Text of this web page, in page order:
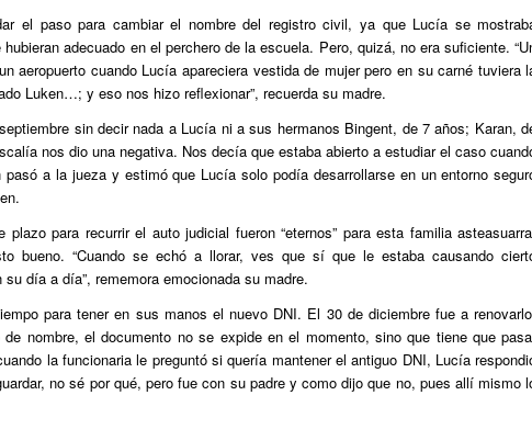
el paso para cambiar el nombre del registro civil, ya que Lucía se
adecuado en el perchero de la escuela. Pero, quizá, no era suficiente.
aeropuerto cuando Lucía apareciera vestida de mujer pero en su carné tuviera
Luken…; y eso nos hizo reflexionar”, recuerda su madre.
sin decir nada a Lucía ni a sus hermanos Bingent, de 7 años; Karan,
nos dio una negativa. Nos decía que estaba abierto a estudiar el caso
a la jueza y estimó que Lucía solo podía desarrollarse en un entorno
para recurrir el auto judicial fueron “eternos” para esta familia
bueno. “Cuando se echó a llorar, ves que sí que le estaba causando
día a día”, rememora emocionada su madre.
para tener en sus manos el nuevo DNI. El 30 de diciembre fue a
nombre, el documento no se expide en el momento, sino que tiene que
la funcionaria le preguntó si quería mantener el antiguo DNI, Lucía
no sé por qué, pero fue con su padre y como dijo que no, pues allí mismo